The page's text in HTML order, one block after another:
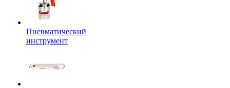
Пневматический
инструмент